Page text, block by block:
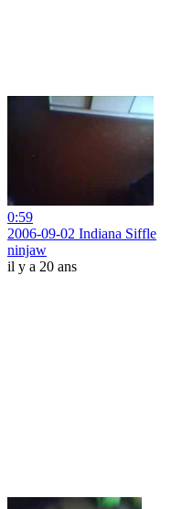
0:59
2006-09-02 Indiana Siffle
ninjaw
il y a 20 ans